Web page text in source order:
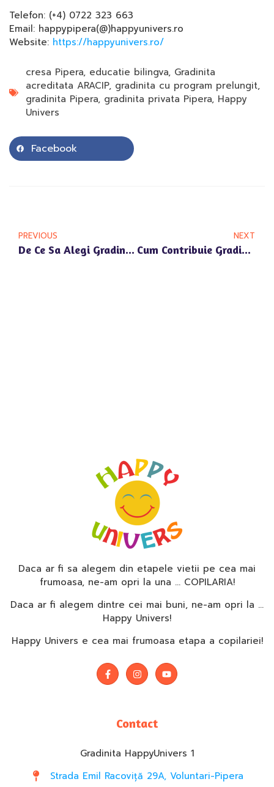
Telefon: (+4) 0722 323 663
Email: happypipera(@)happyunivers.ro
Website: https://happyunivers.ro/
cresa Pipera, educatie bilingva, Gradinita
acreditata ARACIP, gradinita cu program prelungit,
gradinita Pipera, gradinita privata Pipera, Happy
Univers
Facebook
PREVIOUS
De Ce Sa Alegi Gradinita Happy Univers Din Bulevardul Pipera 1Z Pentru Copilul Tau?
NEXT
Cum Contribuie Gradinita Happy Univers De Langa OMV Pipera La Dezvoltarea Timpurie A Copiilor
Daca ar fi sa alegem din etapele vietii pe cea mai
frumoasa, ne-am opri la una … COPILARIA!
Daca ar fi alegem dintre cei mai buni, ne-am opri la …
Happy Univers!
Happy Univers e cea mai frumoasa etapa a copilariei!
Contact
Gradinita HappyUnivers 1
Strada Emil Racoviță 29A, Voluntari-Pipera